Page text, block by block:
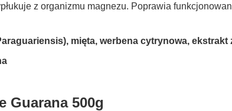
z organizmu magnezu. Poprawia
mięta, werbena cytrynowa, ekstrakt
Guarana 500g